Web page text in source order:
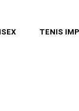
TENIS